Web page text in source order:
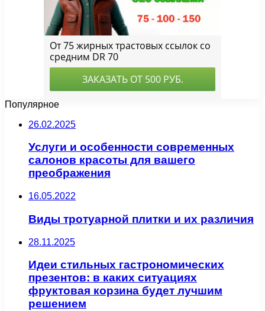
Популярное
26.02.2025
Услуги и особенности современных
салонов красоты для вашего
преображения
16.05.2022
Виды тротуарной плитки и их различия
28.11.2025
Идеи стильных гастрономических
презентов: в каких ситуациях
фруктовая корзина будет лучшим
решением